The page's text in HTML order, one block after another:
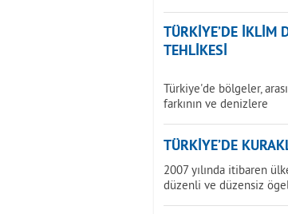
TÜRKİYE’DE İKLİM
TEHLİKESİ
Türkiye'de bölgeler,
farkının ve denizlere
TÜRKİYE’DE
2007 yılında itibaren
düzenli ve düzensiz